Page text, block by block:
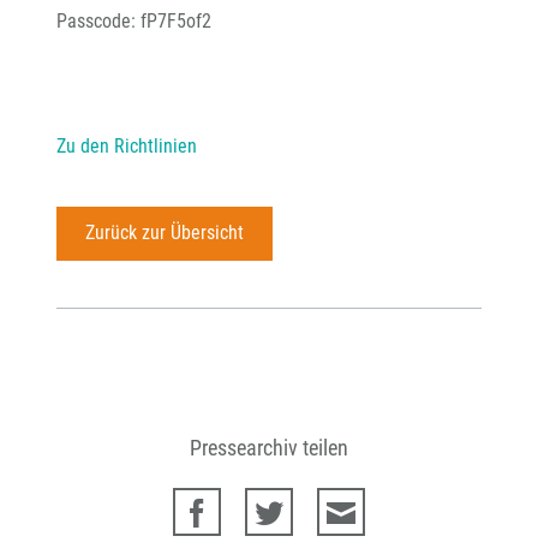
Passcode: fP7F5of2
Zu den Richtlinien
Zurück zur Übersicht
Pressearchiv teilen